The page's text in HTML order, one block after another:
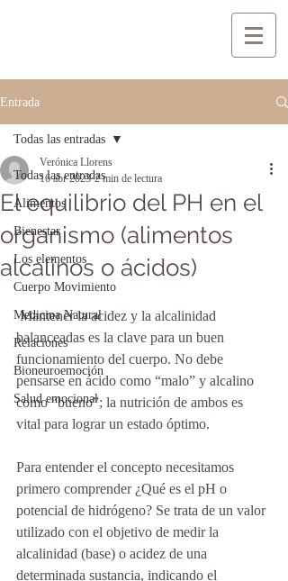
Entrada
Todas las entradas
Alimentos
Bienestar
Los elementos
Cuerpo Movimiento
Medicina Natural
Relaciones
Bioneuroemoción
Salud emocional
Todas las entradas
El equilibrio del PH en el
organismo (alimentos
alcalinos o ácidos)
Verónica Llorens
16 abr 2023 2 min de lectura
Mantener la acidez y la alcalinidad
balanceadas es la clave para un buen
funcionamiento del cuerpo. No debe
pensarse en ácido como “malo” y alcalino
como “bueno”; la nutrición de ambos es
vital para lograr un estado óptimo.
Para entender el concepto necesitamos
primero comprender ¿Qué es el pH o
potencial de hidrógeno? Se trata de un valor
utilizado con el objetivo de medir la
alcalinidad (base) o acidez de una
determinada sustancia, indicando el